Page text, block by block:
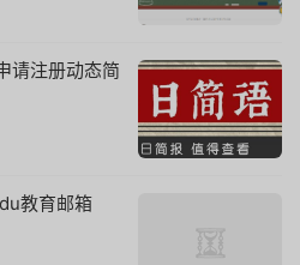
请注册动态简
教育邮箱